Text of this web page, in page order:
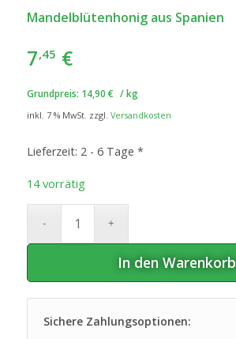
Mandelblütenhonig aus Spanien
7,45 €
Grundpreis: 14,90 € /kg
inkl. 7 % MwSt. zzgl. Versandkosten
Lieferzeit: 2 - 6 Tage *
14 vorrätig
In den Warenkorb
Sichere Zahlungsoptionen: